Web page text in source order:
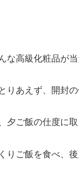
な高級化粧品が
りあえず、開封
夕ご飯の仕度に取
りご飯を食べ、